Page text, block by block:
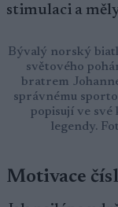
stimulaci a
Bývalý norský
světového
bratrem
správnému
popisují ve své
legendy.
Motivace